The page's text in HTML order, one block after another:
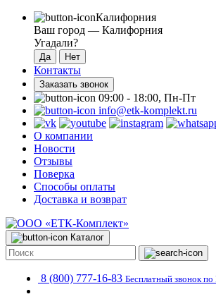
Калифорния
Ваш город — Калифорния
Угадали?
Контакты
Заказать звонок
09:00 - 18:00, Пн-Пт
info@etk-komplekt.ru
О компании
Новости
Отзывы
Поверка
Способы оплаты
Доставка и возврат
Каталог
8 (800) 777-16-83 Бесплатный звонок по